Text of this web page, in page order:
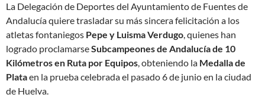
La Delegación de Deportes del Ayuntamiento de Fuentes de
Andalucía quiere trasladar su más sincera felicitación a los
atletas fontaniegos Pepe y Luisma Verdugo, quienes han
logrado proclamarseSubcampeones de Andalucía de 10
Kilómetros en Ruta por Equipos, obteniendo la Medalla de
Plataen la prueba celebrada el pasado 6 de junio en la ciudad
de Huelva.